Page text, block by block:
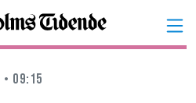
• 09:15